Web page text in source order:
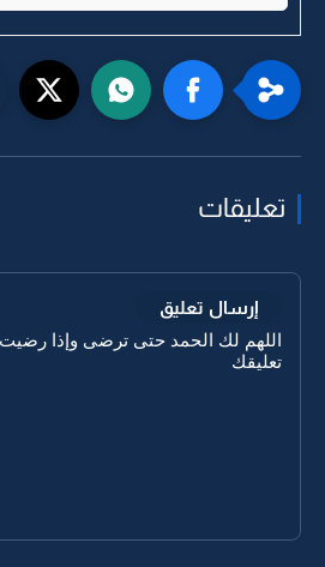
تعليقات
إرسال تعليق
اللهم لك الحمد حتى ترضى وإذا
تعليقك